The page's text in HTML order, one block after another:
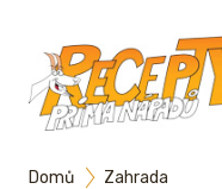
Domů Zahrada